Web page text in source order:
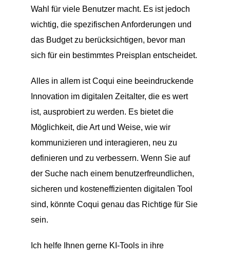
Wahl für viele Benutzer macht. Es ist jedoch
wichtig, die spezifischen Anforderungen und
das Budget zu berücksichtigen, bevor man
sich für ein bestimmtes Preisplan entscheidet.
Alles in allem ist Coqui eine beeindruckende
Innovation im digitalen Zeitalter, die es wert
ist, ausprobiert zu werden. Es bietet die
Möglichkeit, die Art und Weise, wie wir
kommunizieren und interagieren, neu zu
definieren und zu verbessern. Wenn Sie auf
der Suche nach einem benutzerfreundlichen,
sicheren und kosteneffizienten digitalen Tool
sind, könnte Coqui genau das Richtige für Sie
sein.
Ich helfe Ihnen gerne KI-Tools in ihre